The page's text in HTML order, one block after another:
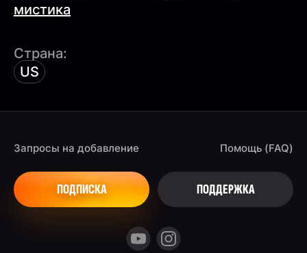
мистика
Страна:
US
Запросы на добавление
ПОДПИСКА
Помощь (FAQ)
ПОДДЕРЖКА